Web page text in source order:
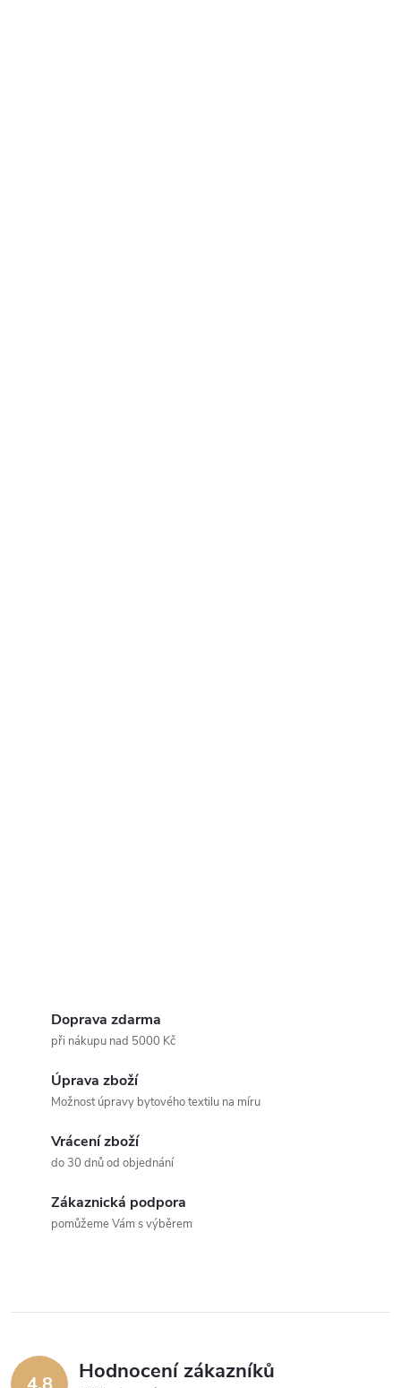
Doprava zdarma
při nákupu nad 5000 Kč
Úprava zboží
Možnost úpravy bytového textilu na míru
Vrácení zboží
do 30 dnů od objednání
Zákaznická podpora
pomůžeme Vám s výběrem
Hodnocení zákazníků